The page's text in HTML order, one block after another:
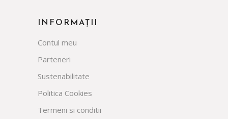
INFORMAȚII
Contul meu
Parteneri
Sustenabilitate
Politica Cookies
Termeni si conditii